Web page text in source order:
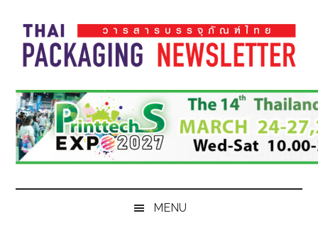
main
content
secondary
menu
primary
sidebar
footer
Thai
Pack
Magazine
Pack
Magazine
MENU